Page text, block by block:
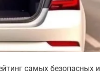
самых безопасных и